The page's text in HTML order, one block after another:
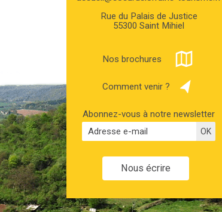
Rue du Palais de Justice
55300 Saint Mihiel
Nos brochures
Comment venir ?
Abonnez-vous à notre newsletter
Nous écrire